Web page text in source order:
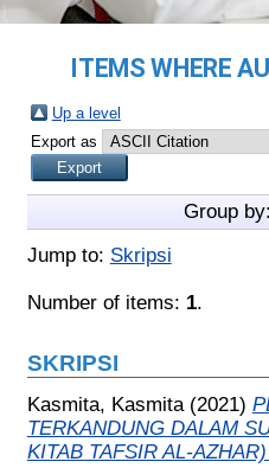
ITEMS WHERE
Up a level
Export as
Group
Jump to: Skripsi
Number of items: 1.
SKRIPSI
Kasmita, Kasmita(2021)
TERKANDUNG DALAM
KITAB TAFSIR AL-